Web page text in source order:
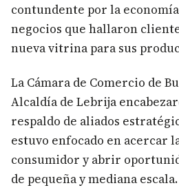
contundente por la
negocios que hallaron
nueva vitrina para sus
La Cámara de Comercio de
Alcaldía de Lebrija
respaldo de aliados
estuvo enfocado en acercar
consumidor y abrir
de pequeña y mediana escala.